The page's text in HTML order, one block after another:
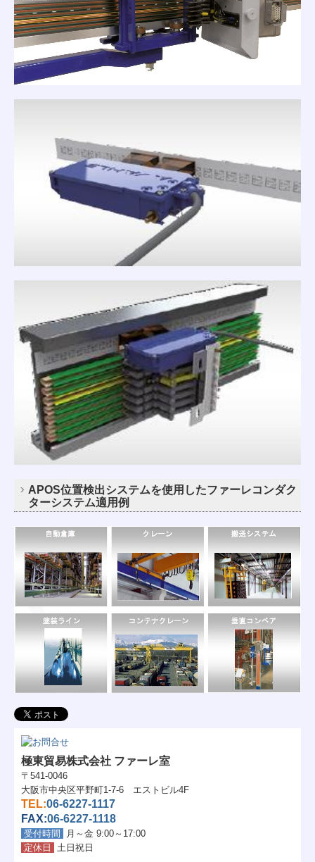
APOS位置検出システムを使用したファーレコンダク
ターシステム適用例
極東貿易株式会社 ファーレ室
〒541-0046
大阪市中央区平野町1-7-6 エストビル4F
TEL:06-6227-1117
FAX:06-6227-1118
受付時間
月～金 9:00～17:00
定休日
土日祝日